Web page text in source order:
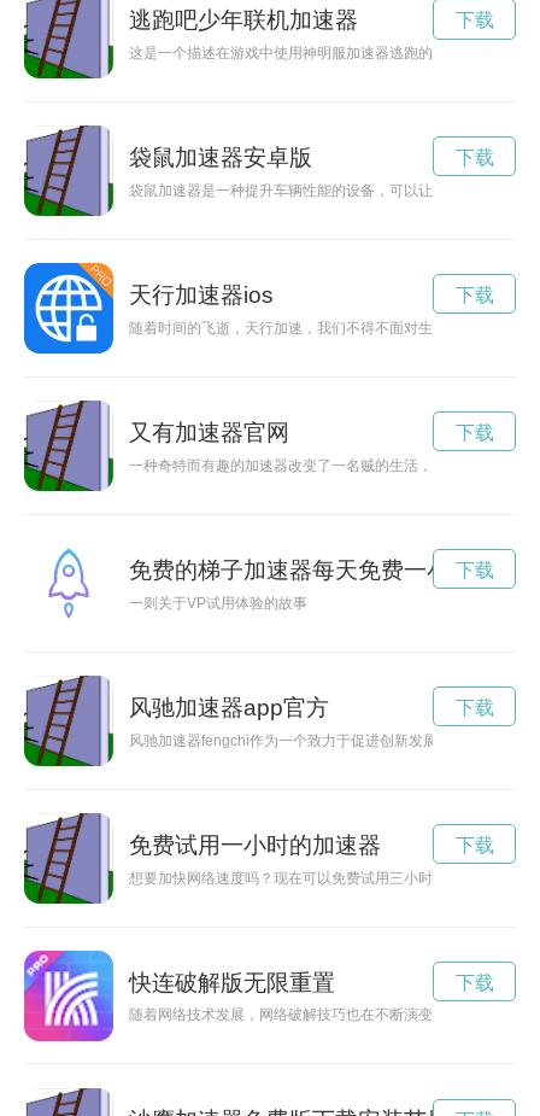
逃跑吧少年联机加速器
这是一个描述在游戏中使用神明服加速器逃跑的故事，少年面
下载
袋鼠加速器安卓版
袋鼠加速器是一种提升车辆性能的设备，可以让车辆更加敏捷
下载
天行加速器ios
随着时间的飞逝，天行加速，我们不得不面对生活中种种挑战
下载
又有加速器官网
一种奇特而有趣的加速器改变了一名贼的生活，让他在犯罪领域
下载
免费的梯子加速器每天免费一小时
一则关于VP试用体验的故事
下载
风驰加速器app官方
风驰加速器fengchi作为一个致力于促进创新发展的平台，正在
下载
免费试用一小时的加速器
想要加快网络速度吗？现在可以免费试用三小时加速器，让你
下载
快连破解版无限重置
随着网络技术发展，网络破解技巧也在不断演变。本文将详细
下载